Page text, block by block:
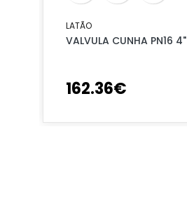
LATÃO
VALVULA CUNHA PN16 4"
162.36€